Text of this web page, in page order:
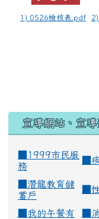
1) 0526檢核表.pdf
宣導網站、宣導
■1999市民服
務
潛龍教育儲
蓄戶
我的午餐有